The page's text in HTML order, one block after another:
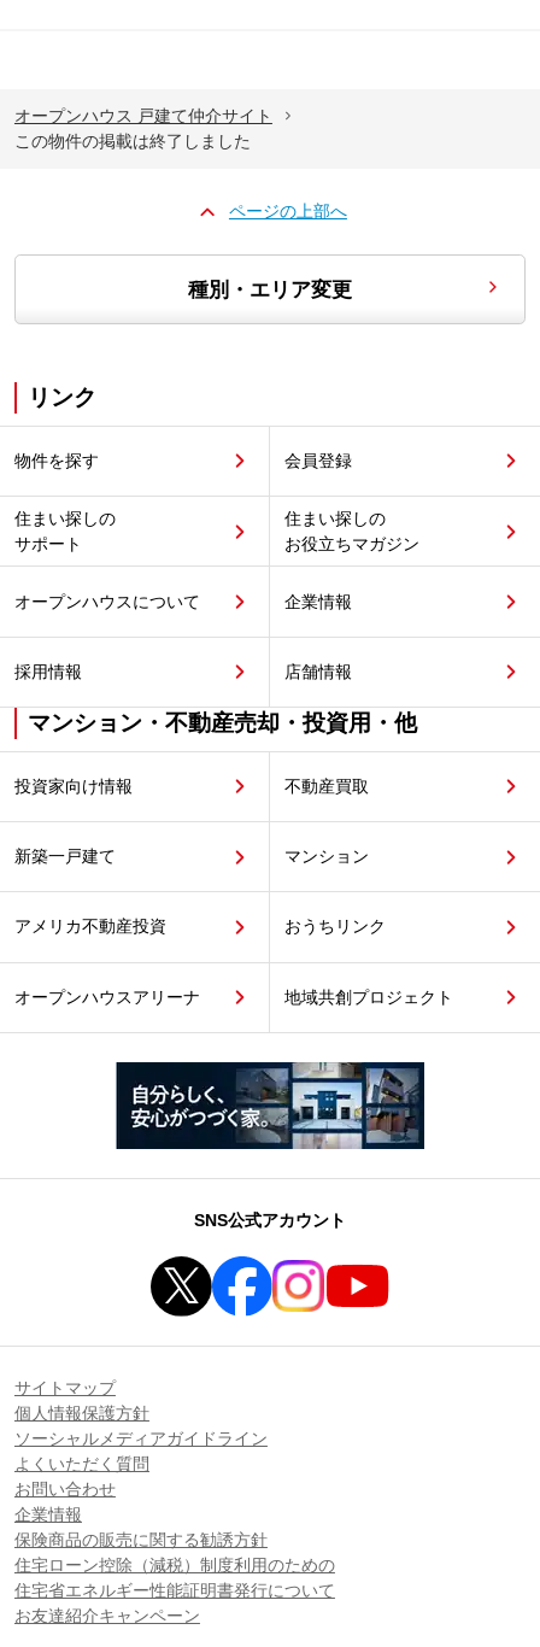
オープンハウス 戸建て仲介サイト
この物件の掲載は終了しました
ページの上部へ
種別・エリア変更
リンク
物件を探す 会員登録
住まい探しの
サポート
住まい探しの
お役立ちマガジン
オープンハウスについて 企業情報
採用情報 店舗情報
マンション・不動産売却・投資用・他
投資家向け情報 不動産買取
新築一戸建て マンション
アメリカ不動産投資 おうちリンク
オープンハウスアリーナ 地域共創プロジェクト
SNS公式アカウント
サイトマップ
個人情報保護方針
ソーシャルメディアガイドライン
よくいただく質問
お問い合わせ
企業情報
保険商品の販売に関する勧誘方針
住宅ローン控除（減税）制度利用のための
住宅省エネルギー性能証明書発行について
お友達紹介キャンペーン